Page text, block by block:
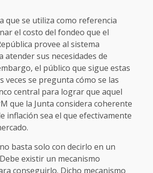
que se utiliza como referencia
el costo del fondeo que el
provee al sistema
atender sus necesidades de
el público que sigue estas
veces se pregunta cómo se las
central para lograr que aquel
que la Junta considera coherente
inflación sea el que efectivamente
basta solo con decirlo en un
existir un mecanismo
conseguirlo. Dicho mecanismo